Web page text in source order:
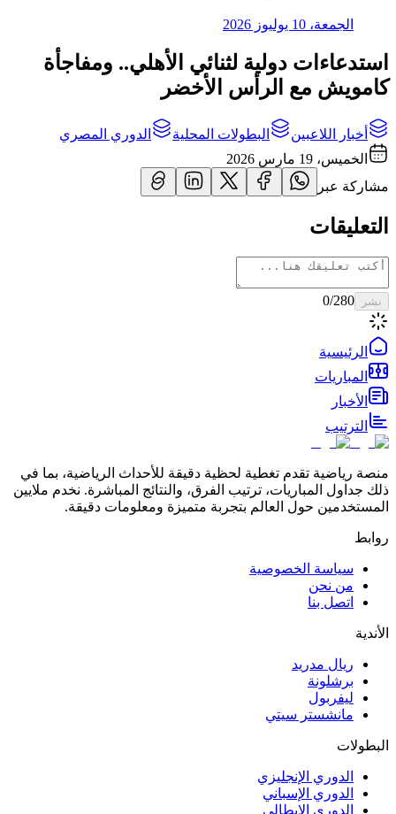
الجمعة، 10 يوليوز 2026
استدعاءات دولية لثنائي الأهلي.. ومفاجأة
كامويش مع الرأس الأخضر
أخبار اللاعبين البطولات المحلية
الدوري المصري
الخميس، 19 مارس 2026
مشاركة عبر
التعليقات
نشر 0/280
الرئيسية
المباريات
الأخبار
الترتيب
منصة رياضية تقدم تغطية لحظية دقيقة للأحداث الرياضية، بما في
ذلك جداول المباريات، ترتيب الفرق، والنتائج المباشرة. نخدم ملايين
المستخدمين حول العالم بتجربة متميزة ومعلومات دقيقة.
روابط
سياسة الخصوصية
من نحن
اتصل بنا
الأندية
ريال مدريد
برشلونة
ليفربول
مانشستر سيتي
البطولات
الدوري الإنجليزي
الدوري الإسباني
الدوري الإيطالي